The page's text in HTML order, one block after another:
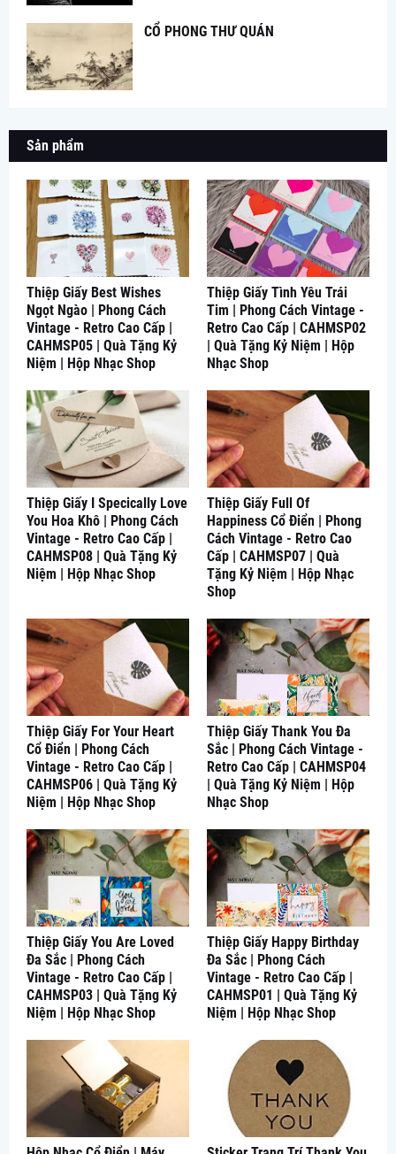
CỔ PHONG THƯ QUÁN
Sản phẩm
Thiệp Giấy Best Wishes
Ngọt Ngào | Phong Cách
Vintage - Retro Cao Cấp |
CAHMSP05 | Quà Tặng Kỷ
Niệm | Hộp Nhạc Shop
Thiệp Giấy Tình Yêu Trái
Tim | Phong Cách Vintage -
Retro Cao Cấp | CAHMSP02
| Quà Tặng Kỷ Niệm | Hộp
Nhạc Shop
Thiệp Giấy I Specically Love
You Hoa Khô | Phong Cách
Vintage - Retro Cao Cấp |
CAHMSP08 | Quà Tặng Kỷ
Niệm | Hộp Nhạc Shop
Thiệp Giấy Full Of
Happiness Cổ Điển | Phong
Cách Vintage - Retro Cao
Cấp | CAHMSP07 | Quà
Tặng Kỷ Niệm | Hộp Nhạc
Shop
Thiệp Giấy For Your Heart
Cổ Điển | Phong Cách
Vintage - Retro Cao Cấp |
CAHMSP06 | Quà Tặng Kỷ
Niệm | Hộp Nhạc Shop
Thiệp Giấy Thank You Đa
Sắc | Phong Cách Vintage -
Retro Cao Cấp | CAHMSP04
| Quà Tặng Kỷ Niệm | Hộp
Nhạc Shop
Thiệp Giấy You Are Loved
Đa Sắc | Phong Cách
Vintage - Retro Cao Cấp |
CAHMSP03 | Quà Tặng Kỷ
Niệm | Hộp Nhạc Shop
Thiệp Giấy Happy Birthday
Đa Sắc | Phong Cách
Vintage - Retro Cao Cấp |
CAHMSP01 | Quà Tặng Kỷ
Niệm | Hộp Nhạc Shop